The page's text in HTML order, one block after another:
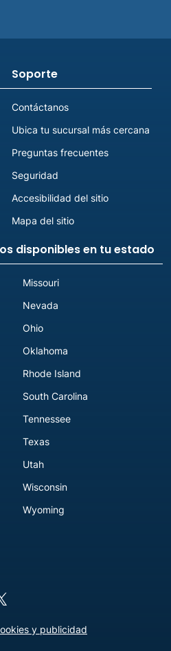
Soporte
Contáctanos
Ubica tu sucursal más cercana
Preguntas frecuentes
Seguridad
Accesibilidad del sitio
Mapa del sitio
disponibles en tu estado
Missouri
Nevada
Ohio
Oklahoma
Rhode Island
South Carolina
Tennessee
Texas
Utah
Wisconsin
Wyoming
y publicidad